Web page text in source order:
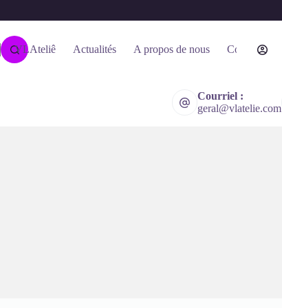
VLAteliê Actualités A propos de nous Contact
Courriel :
geral@vlatelie.com